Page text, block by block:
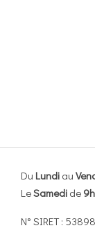
Du Lundi au
LeSamedi de 9h
N° SIRET :